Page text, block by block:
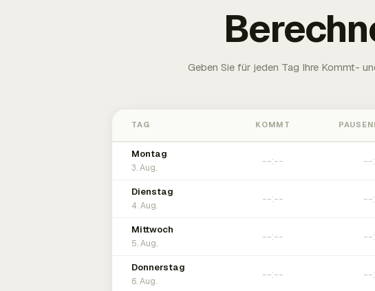
Geben Sie für jeden Tag Ihre Kommt-
TAG KOMMT
Montag
3. Aug.
Dienstag
4. Aug.
Mittwoch
5. Aug.
Donnerstag
6. Aug.